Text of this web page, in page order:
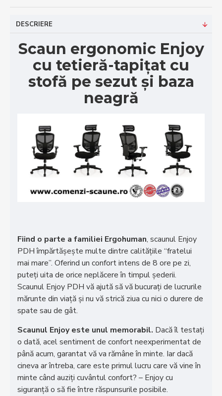
DESCRIERE
Scaun ergonomic Enjoy
cu tetieră-tapițat cu
stofă pe sezut și baza
neagră
Fiind o parte a familiei Ergohuman, scaunul Enjoy
PDH împărtășește multe dintre calitățiile “fratelui
mai mare”. Oferind un confort intens de 8 ore pe zi,
puteți uita de orice neplăcere în timpul șederii.
Scaunul Enjoy PDH vă ajută să vă bucurați de lucrurile
mărunte din viață și nu vă strică ziua cu nici o durere de
spate sau de gât.
Scaunul Enjoy este unul memorabil. Dacă îl testați
o dată, acel sentiment de confort neexperimentat de
până acum, garantat vă va rămâne în minte. Iar dacă
cineva ar întreba, care este primul lucru care vă vine în
minte când auziți cuvântul confort? – Enjoy cu
siguranță o să fie între răspunsurile posibile.